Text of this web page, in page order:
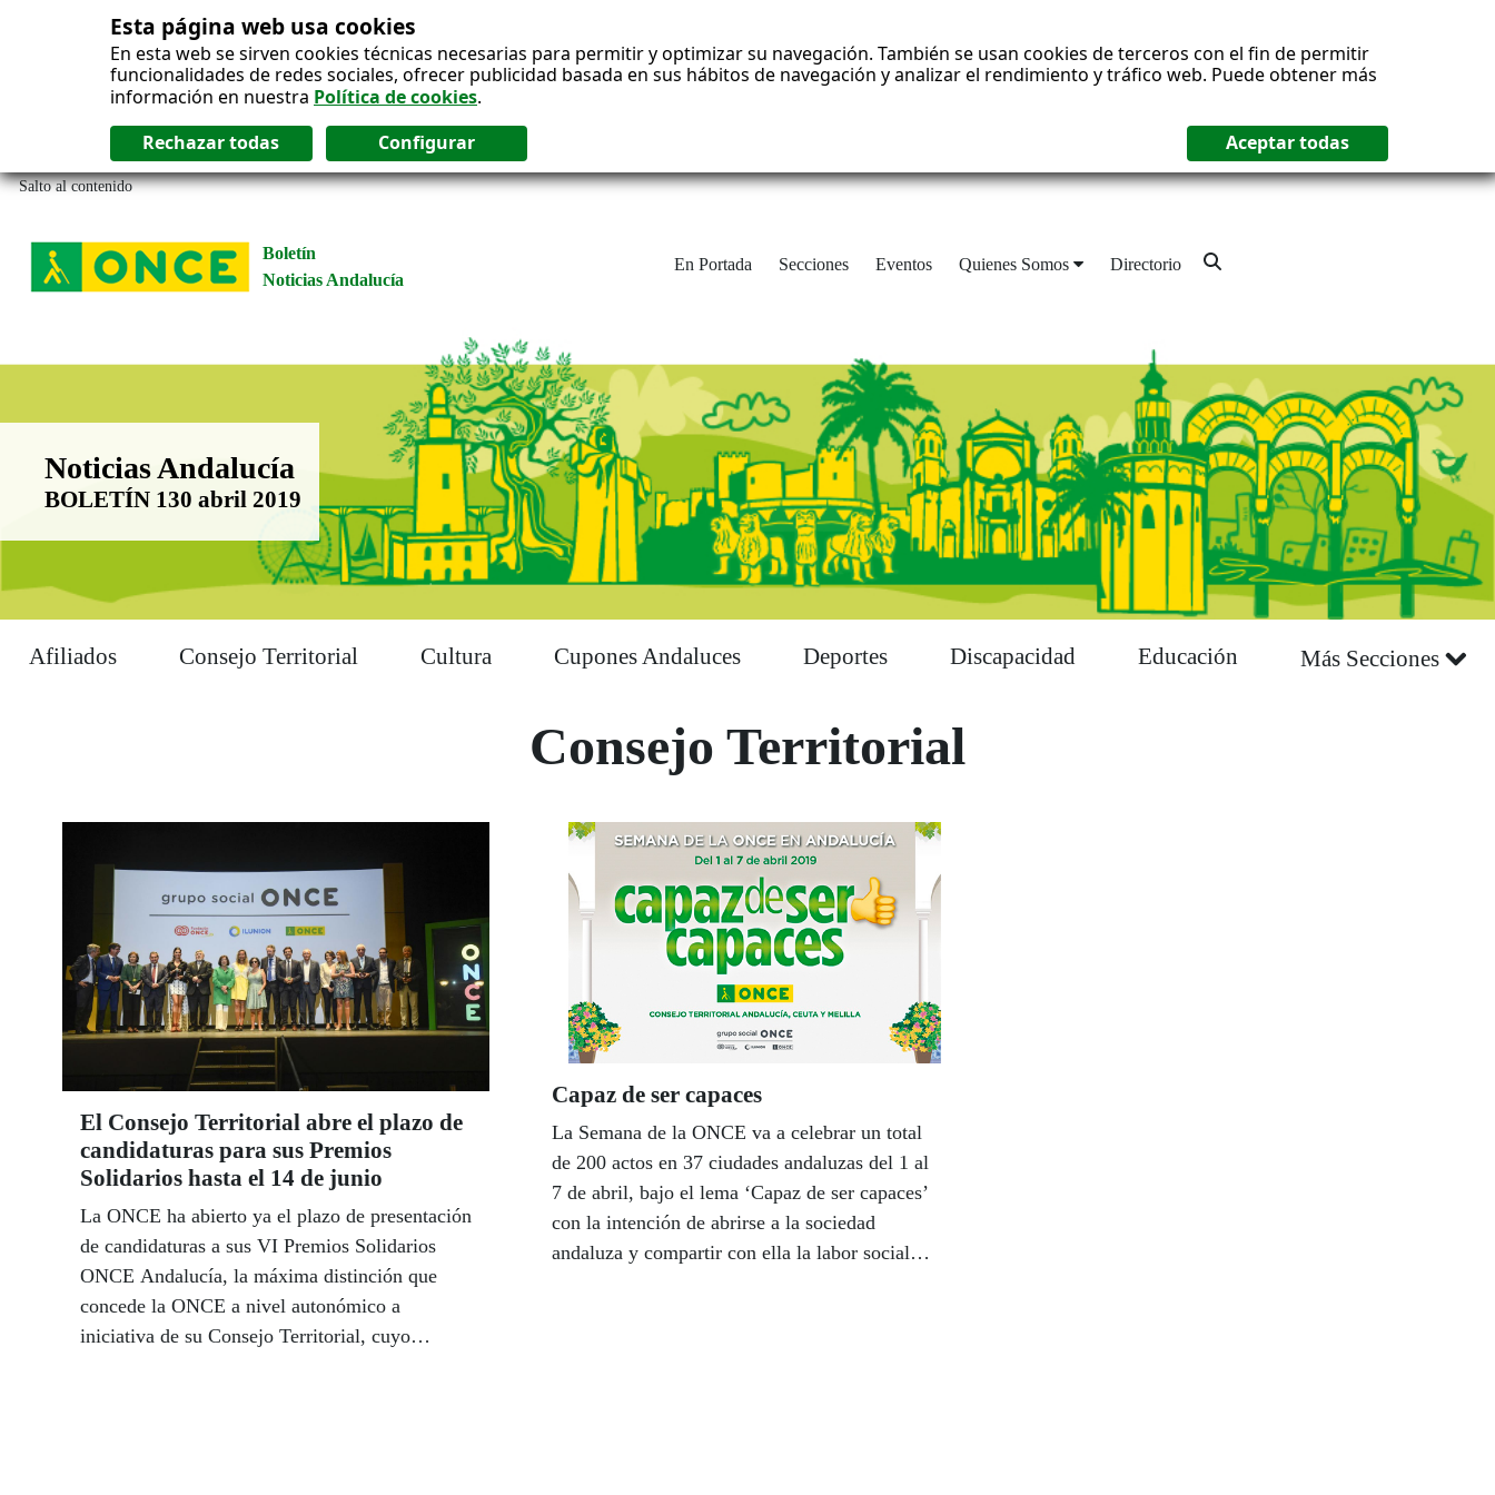
Esta página web usa cookies
En esta web se sirven cookies técnicas necesarias para permitir y optimizar su navegación. También se usan cookies de terceros con el fin de permitir
funcionalidades de redes sociales, ofrecer publicidad basada en sus hábitos de navegación y analizar el rendimiento y tráfico web. Puede obtener más
información en nuestra Política de cookies.
Salto al contenido
Boletín
Noticias Andalucía
En Portada Secciones Eventos Quienes Somos Directorio
Boletín Noticias Andalucía
Noticias Andalucía
BOLETÍN 130 abril 2019
Afiliados Consejo Territorial Cultura Cupones Andaluces Deportes Discapacidad Educación Más Secciones
Consejo Territorial
El Consejo Territorial abre el plazo de
candidaturas para sus Premios
Solidarios hasta el 14 de junio
La ONCE ha abierto ya el plazo de presentación
de candidaturas a sus VI Premios Solidarios
ONCE Andalucía, la máxima distinción que
concede la ONCE a nivel autonómico a
iniciativa de su Consejo Territorial, cuyo
Capaz de ser capaces
La Semana de la ONCE va a celebrar un total
de 200 actos en 37 ciudades andaluzas del 1 al
7 de abril, bajo el lema ‘Capaz de ser capaces’
con la intención de abrirse a la sociedad
andaluza y compartir con ella la labor social